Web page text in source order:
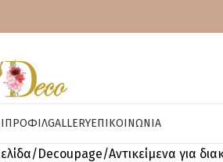
ΠΡΟΦΊΛGALLERYΕΠΙΚΟΙΝΩΝΊΑ
Decoupage Αντικείμενα για